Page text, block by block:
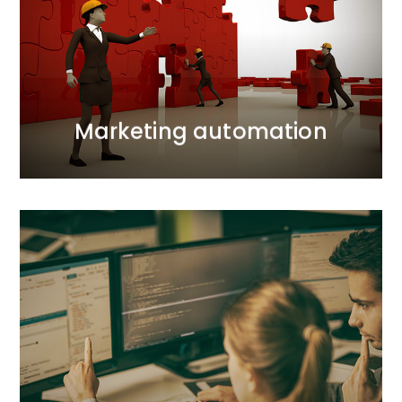
Marketing automation
Praca naszej agencji w obszarze marketing
automation to programowanie sztucznej inteligencji,
która na bieżąco przygotowuje i dostarcza treści i
oferty dla użytkowników szyte na miarę.
WIĘCEJ
kierują do siebie ruch z wyszukiwarek. To właśnie
obok wyglądu, przejrzystości i estetyki strony,
optymalnie napisany kod ma istotny wpływ na
czytanie jej przez boty wyszukiwarek. To ich
algorytmy decydują o tym, dla których zapytań
strona wyświetli się na wysokich pozycjach w
wynikach wyszukiwania.
WIĘCEJ